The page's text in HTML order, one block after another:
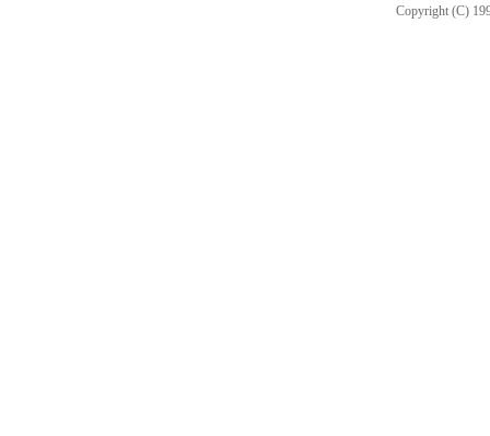
Copyright (C)